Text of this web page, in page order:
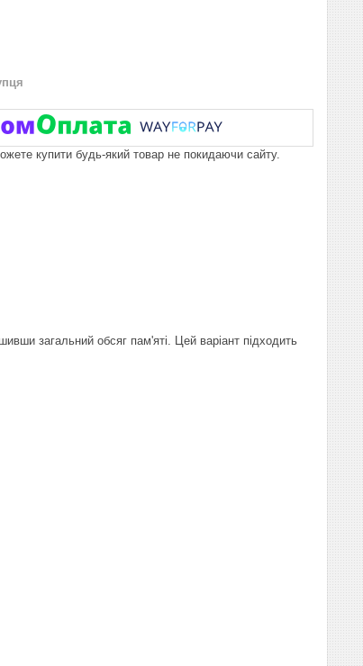
купити будь-який товар не покидаючи сайту.
загальний обсяг пам'яті. Цей варіант підходить